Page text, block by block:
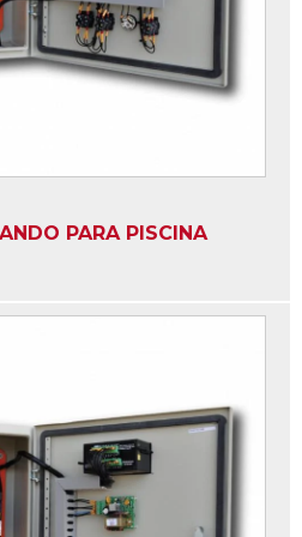
gerador
PARA PISCINA